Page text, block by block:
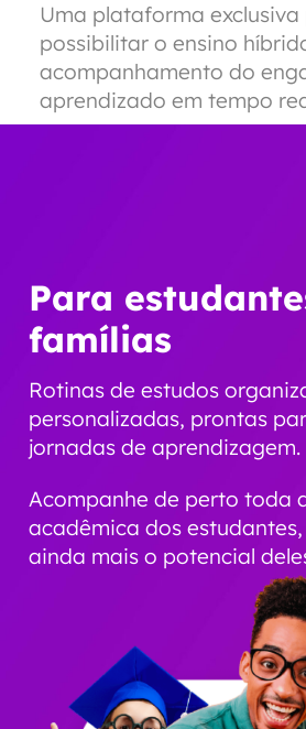
Uma plataforma
possibilitar o ensino
acompanhamento do
aprendizado em tempo
Para
famílias
Rotinas de estudos
personalizadas, prontas
jornadas de aprendizagem.
Acompanhe de perto toda
acadêmica dos
ainda mais o potencial